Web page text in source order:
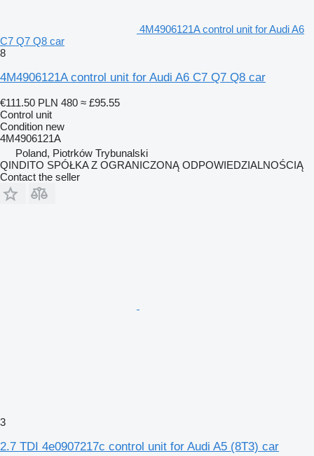
4M4906121A control unit for Audi A6
C7 Q7 Q8 car
8
4M4906121A control unit for Audi A6 C7 Q7 Q8 car
€111.50 PLN 480 ≈ £95.55
Control unit
Condition new
4M4906121A
Poland, Piotrków Trybunalski
QINDITO SPÓŁKA Z OGRANICZONĄ ODPOWIEDZIALNOŚCIĄ
Contact the seller
3
2.7 TDI 4e0907217c control unit for Audi A5 (8T3) car